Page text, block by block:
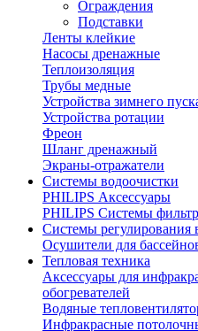
Ограждения
Подставки
Ленты клейкие
Насосы дренажные
Теплоизоляция
Трубы медные
Устройства зимнего
Устройства ротации
Фреон
Шланг дренажный
Экраны-отражатели
Системы водоочистки
PHILIPS Аксессуары
PHILIPS Системы
Системы регулирования
Осушители для
Тепловая техника
Аксессуары для
обогревателей
Водяные
Инфракрасные